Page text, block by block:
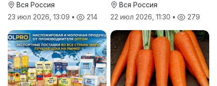
Вся Россия
23 июл 2026, 13:09 • 214
Вся Россия
22 июл 2026, 11:30 • 279